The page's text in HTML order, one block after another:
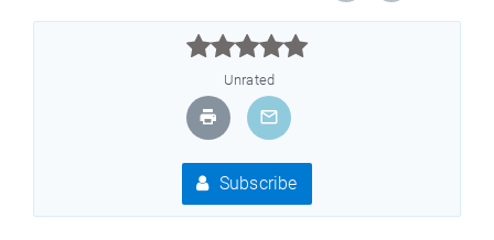



Unrated
Subscribe